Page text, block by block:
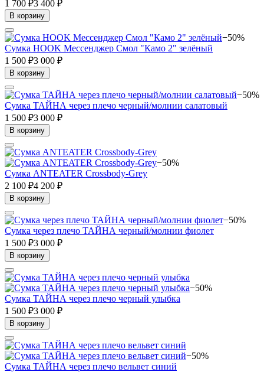
1 700 ₽3 400 ₽
В корзину
−50%
Сумка HOOK Мессенджер Смол "Камо 2" зелёный
1 500 ₽3 000 ₽
В корзину
−50%
Сумка ТАЙНА через плечо черный/молнии салатовый
1 500 ₽3 000 ₽
В корзину
−50%
Сумка ANTEATER Crossbody-Grey
2 100 ₽4 200 ₽
В корзину
−50%
Сумка через плечо ТАЙНА черный/молнии фиолет
1 500 ₽3 000 ₽
В корзину
−50%
Сумка ТАЙНА через плечо черный улыбка
1 500 ₽3 000 ₽
В корзину
−50%
Сумка ТАЙНА через плечо вельвет синий